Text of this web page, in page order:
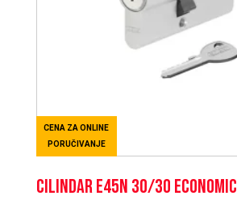
CENA ZA ONLINE
PORUČIVANJE
CILINDAR E45N 30/30 ECONOMIC